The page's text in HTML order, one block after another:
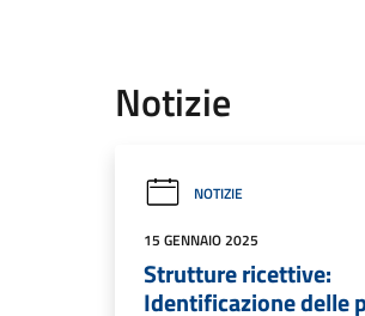
Notizie
NOTIZIE
15 GENNAIO 2025
Strutture ricettive:
Identificazione delle